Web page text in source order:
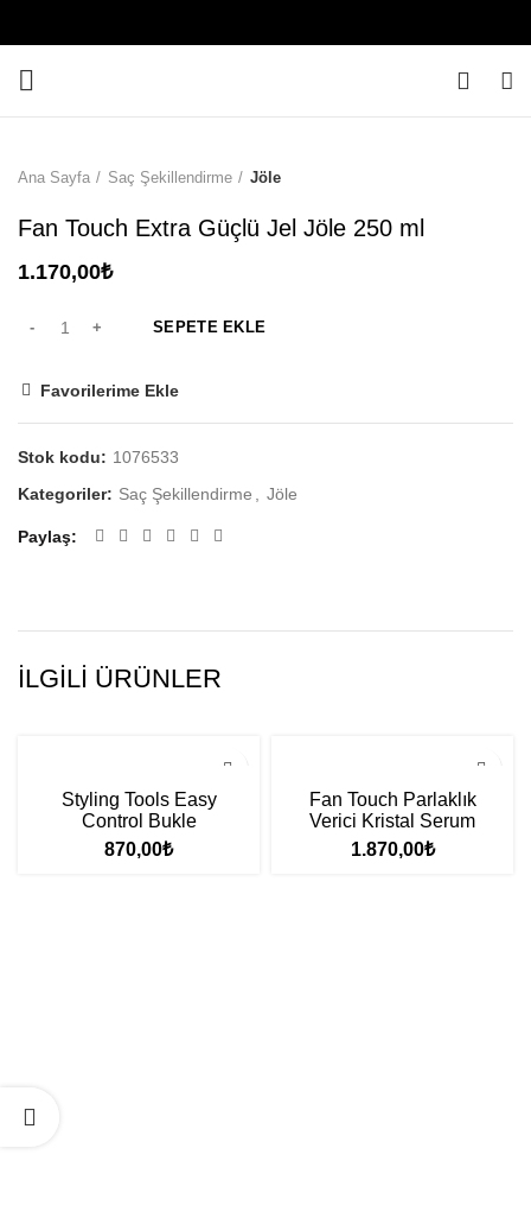
Ana Sayfa Saç Şekillendirme Jöle
Fan Touch Extra Güçlü Jel Jöle 250 ml
1.170,00₺
SEPETE EKLE
Favorilerime Ekle
Stok kodu: 1076533
Kategoriler: Saç Şekillendirme Jöle
Paylaş
İLGILI ÜRÜNLER
Styling Tools Easy
Control Bukle
Belirginleştirici Krem
250ml
870,00₺
Fan Touch Parlaklık
Verici Kristal Serum
100ml
1.870,00₺